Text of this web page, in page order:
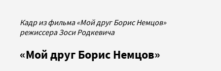
Кадр из фильма «Мой друг Борис Немцов»
режиссера Зоси Родкевича
«Мой друг Борис Немцов»